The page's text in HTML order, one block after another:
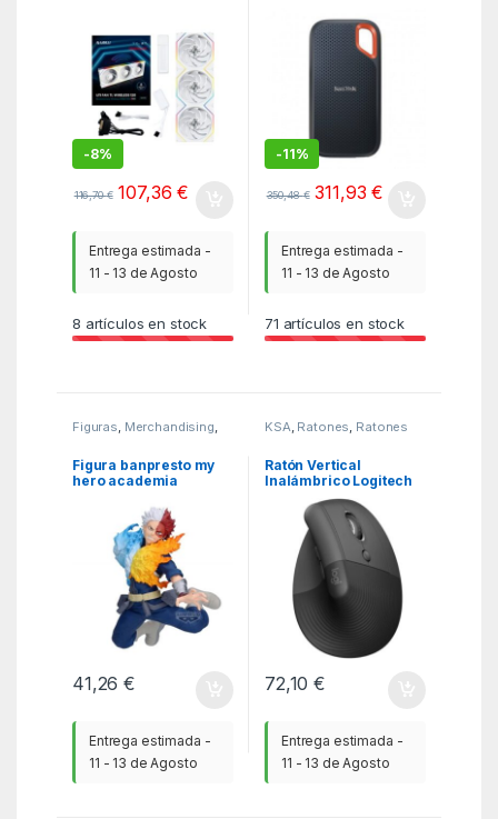
-8%
116,70€ 107,36€
Entrega estimada -
11 - 13 de Agosto
8 artículos en stock
-11%
350,48€ 311,93€
Entrega estimada -
11 - 13 de Agosto
71 artículos en stock
Figuras Merchandising
MGSR
Figura banpresto my
hero academia
todoroki 17cm
41,26€
Entrega estimada -
11 - 13 de Agosto
KSA Ratones Ratones
Ratón Vertical
Inalámbrico Logitech
Lift Vertical Ergonomic
Mouse Business/ Hasta
4000 DPI/ Grafito
72,10€
Entrega estimada -
11 - 13 de Agosto